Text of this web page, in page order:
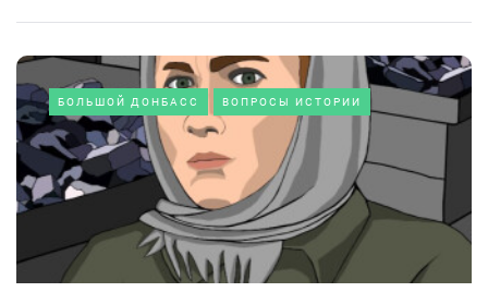
БОЛЬШОЙ ДОНБАСС ВОПРОСЫ ИСТОРИИ